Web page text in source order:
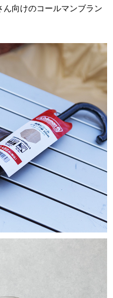
向けのコールマンブラン